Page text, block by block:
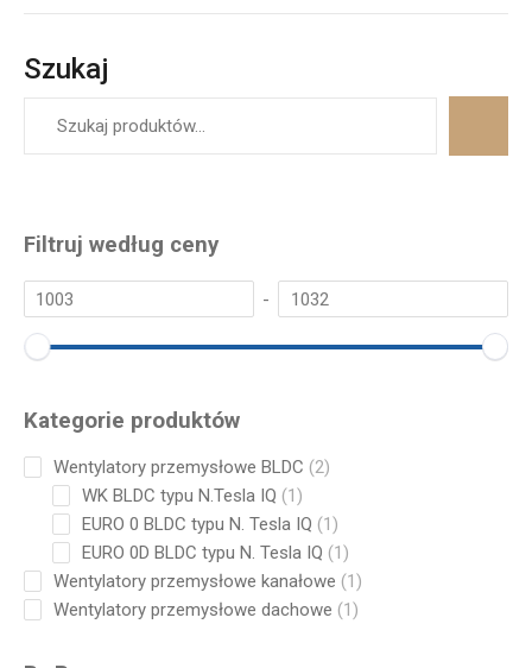
Szukaj
Filtruj według ceny
-
Kategorie produktów
Wentylatory przemysłowe BLDC 22
WK BLDC typu N.Tesla IQ 11
product
EURO 0 BLDC typu N. Tesla IQ 11
product
EURO 0D BLDC typu N. Tesla IQ 11
product
Wentylatory przemysłowe kanałowe 11
product
Wentylatory przemysłowe dachowe 11